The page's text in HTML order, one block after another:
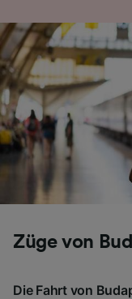
Züge von
Die Fahrt von
Verwendung
aktiv
Informationen
Personalisierte
von
Inhalten,
Entwicklung
Angeboten.
Liste der